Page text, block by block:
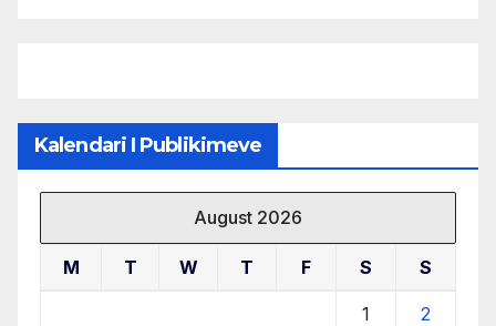
Kalendari I Publikimeve
August 2026
M T W T F S S
1 2